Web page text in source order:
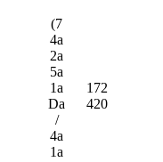
(7
4a
2a
5a
1a
Da
/
4a
1a
172
420